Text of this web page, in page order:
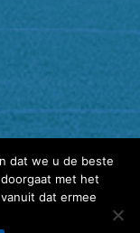
dat we u de beste
met het
dat ermee